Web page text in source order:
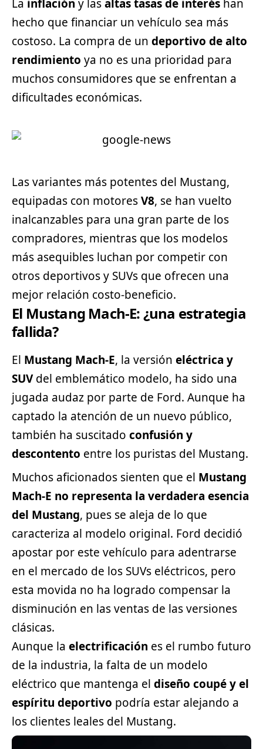
La inflación y lasaltas tasas de interés han
hecho que financiar un vehículo sea más
costoso. La compra de un deportivo de alto
rendimiento ya no es una prioridad para
muchos consumidores que se enfrentan a
dificultades económicas.
Las variantes más potentes del Mustang,
equipadas con motoresV8, se han vuelto
inalcanzables para una gran parte de los
compradores, mientras que los modelos
más asequibles luchan por competir con
otros deportivos y SUVs que ofrecen una
mejor relación costo-beneficio.
El Mustang Mach-E: ¿una estrategia
fallida?
El Mustang Mach-E, la versión eléctrica y
SUVdel emblemático modelo, ha sido una
jugada audaz por parte de Ford. Aunque ha
captado la atención de un nuevo público,
también ha suscitado confusión y
descontento entre los puristas del Mustang.
Muchos aficionados sienten que el Mustang
Mach-E no representa la verdadera esencia
del Mustang, pues se aleja de lo que
caracteriza al modelo original. Ford decidió
apostar por este vehículo para adentrarse
en el mercado de los SUVs eléctricos, pero
esta movida no ha logrado compensar la
disminución en las ventas de las versiones
clásicas.
Aunque la electrificación es el rumbo futuro
de la industria, la falta de un modelo
eléctrico que mantenga el diseño coupé y el
espíritu deportivo podría estar alejando a
los clientes leales del Mustang.